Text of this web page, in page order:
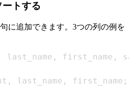
トする
句に追加できます。3つの列の例を
last_name , first_name ,
, last_name , first_name ;